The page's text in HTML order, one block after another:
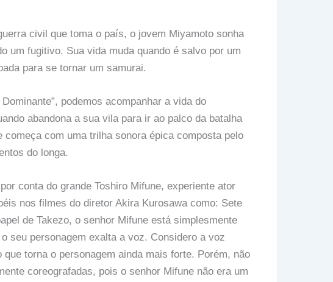
civil que toma o país, o jovem Miyamoto sonha
um fugitivo. Sua vida muda quando é salvo por um
para se tornar um samurai.
podemos acompanhar a vida do
abandona a sua vila para ir ao palco da batalha
com uma trilha sonora épica composta pelo
do longa.
conta do grande Toshiro Mifune, experiente ator
nos filmes do diretor Akira Kurosawa como: Sete
de Takezo, o senhor Mifune está simplesmente
seu personagem exalta a voz. Considero a voz
torna o personagem ainda mais forte. Porém, não
coreografadas, pois o senhor Mifune não era um